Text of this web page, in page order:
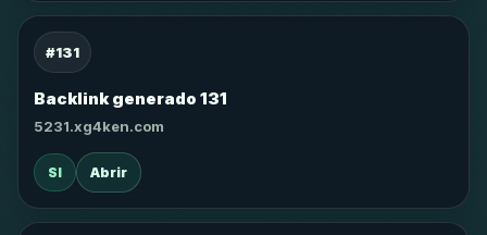
#131
Backlink generado 131
5231.xg4ken.com
SI Abrir